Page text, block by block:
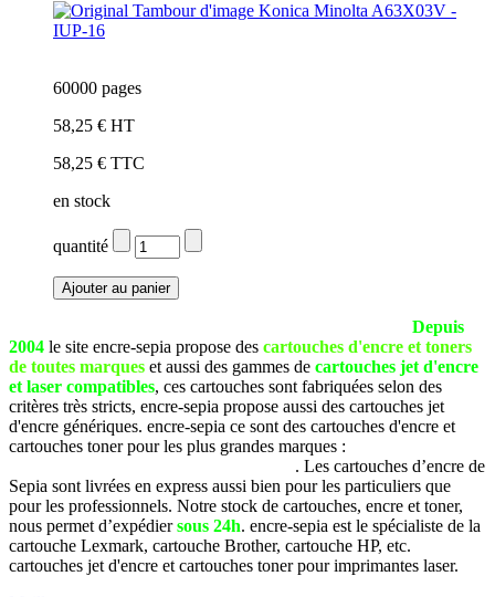
60000 pages
58,25 € HT
58,25 € TTC
en stock
quantité
Depuis
2004 le site encre-sepia propose des cartouches d'encre et toners
de toutes marques et aussi des gammes de cartouches jet d'encre
et laser compatibles, ces cartouches sont fabriquées selon des
critères très stricts, encre-sepia propose aussi des cartouches jet
d'encre génériques. encre-sepia ce sont des cartouches d'encre et
cartouches toner pour les plus grandes marques :
. Les cartouches d’encre de
Sepia sont livrées en express aussi bien pour les particuliers que
pour les professionnels. Notre stock de cartouches, encre et toner,
nous permet d’expédiersous 24h. encre-sepia est le spécialiste de la
cartouche Lexmark, cartouche Brother, cartouche HP, etc.
cartouches jet d'encre et cartouches toner pour imprimantes laser.